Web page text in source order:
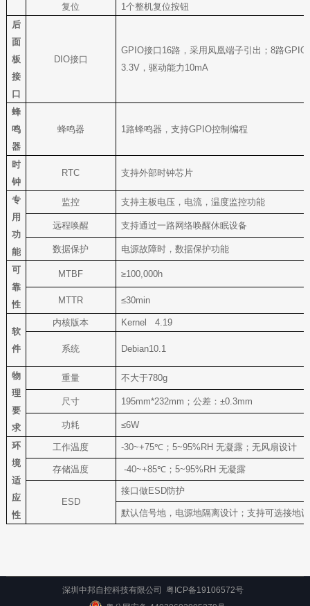
复位
1个整机复位按钮
后
面
板
接
口
DIO接口
GPIO接口16路，采用凤凰端子引出；8路
3.3V，驱动能力10mA
蜂
鸣
器
蜂鸣器 1 路蜂鸣器，支持GPIO控制编程
时
钟
RTC 支持外部时钟芯片
专
用
功
能
监控 支持主板电压，电流，温度监控功能
远程唤醒 支持通过一路网络唤醒休眠设备
数据保护
电源故障时，数据保护功能
可
靠
性
MTBF ≥100,000h
MTTR ≤30min
软
件
内核版本 Kernel 4.19
系统 Debian10.1
物
理
要
求
重量 不大于780g
尺寸 195mm*232mm ；公差：±0.3mm
功耗
≤6W
环
境
适
应
性
工作温度 -30~+75℃；5~95%RH 无凝露；无风扇设计
存储温度 -40~+85℃；5~95%RH 无凝露
ESD
接口做ESD防护
默认信号地，电源地隔离设计；支持可选接地
深圳中邦自控科技有限公司 粤ICP备19106572号